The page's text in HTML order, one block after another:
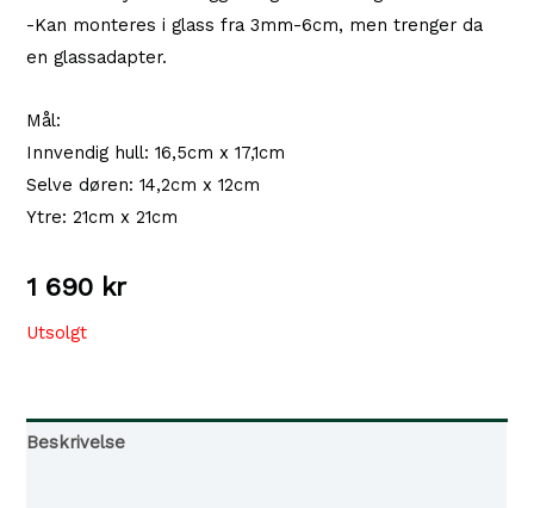
-Kan monteres i glass fra 3mm-6cm, men trenger da
en glassadapter.
Mål:
Innvendig hull: 16,5cm x 17,1cm
Selve døren: 14,2cm x 12cm
Ytre: 21cm x 21cm
1 690 kr
Utsolgt
Beskrivelse